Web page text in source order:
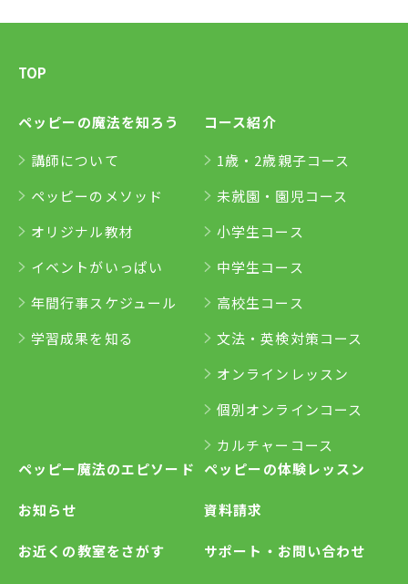
TOP
ペッピーの魔法を知ろう
講師について
ペッピーのメソッド
オリジナル教材
イベントがいっぱい
年間行事スケジュール
学習成果を知る
コース紹介
1歳・2歳親子コース
未就園・園児コース
小学生コース
中学生コース
高校生コース
文法・英検対策コース
オンラインレッスン
個別オンラインコース
カルチャーコース
ペッピー魔法のエピソード
お知らせ
お近くの教室をさがす
ペッピーの体験レッスン
資料請求
サポート・お問い合わせ